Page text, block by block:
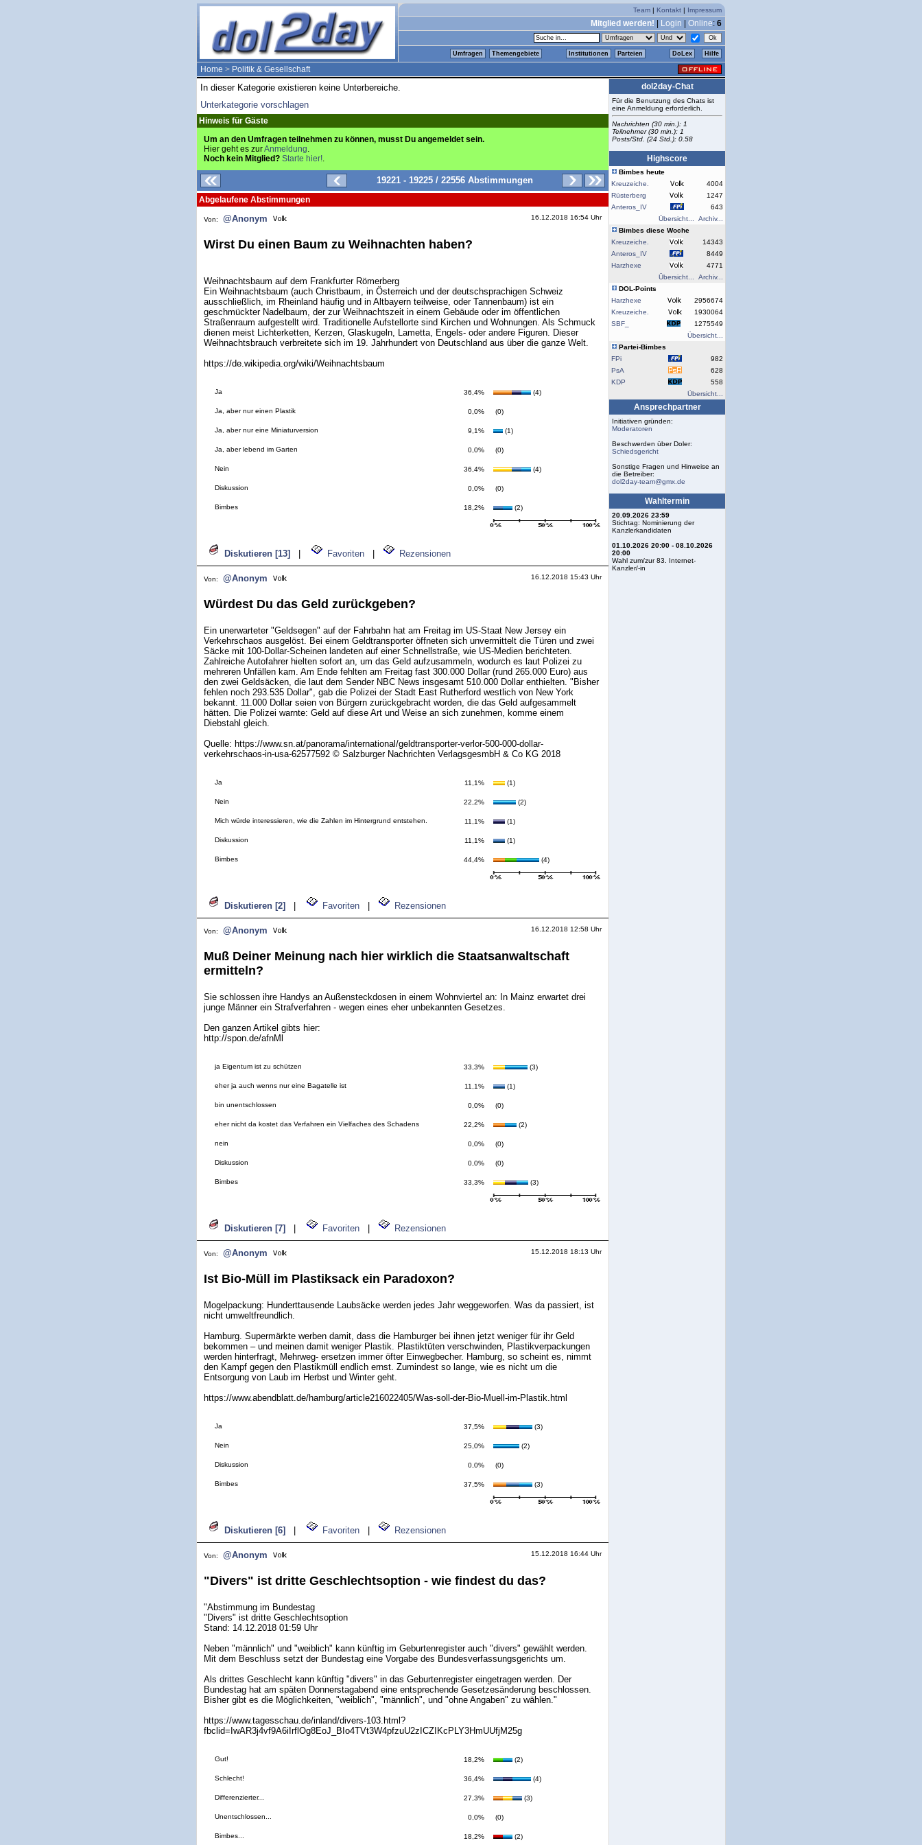
Team | Kontakt | Impressum
Mitglied werden! Login Online: 6
Umfragen Themengebiete Institutionen Parteien DoLex Hilfe
Home > Politik & Gesellschaft
In dieser Kategorie existieren keine Unterbereiche.
Unterkategorie vorschlagen
Hinweis für Gäste
Um an den Umfragen teilnehmen zu können, musst Du angemeldet sein.
Hier geht es zurAnmeldung.
Noch kein Mitglied? Starte hier!.
19221 - 19225 / 22556 Abstimmungen
Abgelaufene Abstimmungen
Von: @Anonym 16.12.2018 16:54 Uhr
Wirst Du einen Baum zu Weihnachten haben?
Weihnachtsbaum auf dem Frankfurter Römerberg
Ein Weihnachtsbaum (auch Christbaum, in Österreich und der deutschsprachigen Schweiz
ausschließlich, im Rheinland häufig und in Altbayern teilweise, oder Tannenbaum) ist ein
geschmückter Nadelbaum, der zur Weihnachtszeit in einem Gebäude oder im öffentlichen
Straßenraum aufgestellt wird. Traditionelle Aufstellorte sind Kirchen und Wohnungen. Als Schmuck
dienen meist Lichterketten, Kerzen, Glaskugeln, Lametta, Engels- oder andere Figuren. Dieser
Weihnachtsbrauch verbreitete sich im 19. Jahrhundert von Deutschland aus über die ganze Welt.
https://de.wikipedia.org/wiki/Weihnachtsbaum
Ja 36,4% (4)
Ja, aber nur einen Plastik 0,0% (0)
Ja, aber nur eine Miniaturversion 9,1% (1)
Ja, aber lebend im Garten 0,0% (0)
Nein 36,4% (4)
Diskussion 0,0% (0)
Bimbes 18,2% (2)
Diskutieren [13] Favoriten Rezensionen
Von: @Anonym 16.12.2018 15:43 Uhr
Würdest Du das Geld zurückgeben?
Ein unerwarteter "Geldsegen" auf der Fahrbahn hat am Freitag im US-Staat New Jersey ein
Verkehrschaos ausgelöst. Bei einem Geldtransporter öffneten sich unvermittelt die Türen und zwei
Säcke mit 100-Dollar-Scheinen landeten auf einer Schnellstraße, wie US-Medien berichteten.
Zahlreiche Autofahrer hielten sofort an, um das Geld aufzusammeln, wodurch es laut Polizei zu
mehreren Unfällen kam. Am Ende fehlten am Freitag fast 300.000 Dollar (rund 265.000 Euro) aus
den zwei Geldsäcken, die laut dem Sender NBC News insgesamt 510.000 Dollar enthielten. "Bisher
fehlen noch 293.535 Dollar", gab die Polizei der Stadt East Rutherford westlich von New York
bekannt. 11.000 Dollar seien von Bürgern zurückgebracht worden, die das Geld aufgesammelt
hätten. Die Polizei warnte: Geld auf diese Art und Weise an sich zunehmen, komme einem
Diebstahl gleich.
Quelle: https://www.sn.at/panorama/international/geldtransporter-verlor-500-000-dollar-
verkehrschaos-in-usa-62577592 © Salzburger Nachrichten VerlagsgesmbH & Co KG 2018
Ja 11,1% (1)
Nein 22,2% (2)
Mich würde interessieren, wie die Zahlen im Hintergrund entstehen. 11,1% (1)
Diskussion 11,1% (1)
Bimbes 44,4% (4)
Diskutieren [2] Favoriten Rezensionen
Von: @Anonym 16.12.2018 12:58 Uhr
Muß Deiner Meinung nach hier wirklich die Staatsanwaltschaft
ermitteln?
Sie schlossen ihre Handys an Außensteckdosen in einem Wohnviertel an: In Mainz erwartet drei
junge Männer ein Strafverfahren - wegen eines eher unbekannten Gesetzes.
Den ganzen Artikel gibts hier:
http://spon.de/afnMl
ja Eigentum ist zu schützen 33,3% (3)
eher ja auch wenns nur eine Bagatelle ist 11,1% (1)
bin unentschlossen 0,0% (0)
eher nicht da kostet das Verfahren ein Vielfaches des Schadens 22,2% (2)
nein 0,0% (0)
Diskussion 0,0% (0)
Bimbes 33,3% (3)
Diskutieren [7] Favoriten Rezensionen
Von: @Anonym 15.12.2018 18:13 Uhr
Ist Bio-Müll im Plastiksack ein Paradoxon?
Mogelpackung: Hunderttausende Laubsäcke werden jedes Jahr weggeworfen. Was da passiert, ist
nicht umweltfreundlich.
Hamburg. Supermärkte werben damit, dass die Hamburger bei ihnen jetzt weniger für ihr Geld
bekommen – und meinen damit weniger Plastik. Plastiktüten verschwinden, Plastikverpackungen
werden hinterfragt, Mehrweg- ersetzen immer öfter Einwegbecher. Hamburg, so scheint es, nimmt
den Kampf gegen den Plastikmüll endlich ernst. Zumindest so lange, wie es nicht um die
Entsorgung von Laub im Herbst und Winter geht.
https://www.abendblatt.de/hamburg/article216022405/Was-soll-der-Bio-Muell-im-Plastik.html
Ja 37,5% (3)
Nein 25,0% (2)
Diskussion 0,0% (0)
Bimbes 37,5% (3)
Diskutieren [6] Favoriten Rezensionen
Von: @Anonym 15.12.2018 16:44 Uhr
"Divers" ist dritte Geschlechtsoption - wie findest du das?
"Abstimmung im Bundestag
"Divers" ist dritte Geschlechtsoption
Stand: 14.12.2018 01:59 Uhr
Neben "männlich" und "weiblich" kann künftig im Geburtenregister auch "divers" gewählt werden.
Mit dem Beschluss setzt der Bundestag eine Vorgabe des Bundesverfassungsgerichts um.
Als drittes Geschlecht kann künftig "divers" in das Geburtenregister eingetragen werden. Der
Bundestag hat am späten Donnerstagabend eine entsprechende Gesetzesänderung beschlossen.
Bisher gibt es die Möglichkeiten, "weiblich", "männlich", und "ohne Angaben" zu wählen."
https://www.tagesschau.de/inland/divers-103.html?
fbclid=IwAR3j4vf9A6iIrflOg8EoJ_BIo4TVt3W4pfzuU2zICZIKcPLY3HmUUfjM25g
Gut! 18,2% (2)
Schlecht! 36,4% (4)
Differenzierter... 27,3% (3)
Unentschlossen... 0,0% (0)
Bimbes... 18,2% (2)
dol2day-Chat
Für die Benutzung des Chats ist
eine Anmeldung erforderlich.
Nachrichten (30 min.): 1
Teilnehmer (30 min.): 1
Posts/Std. (24 Std.): 0.58
Highscore
Bimbes heute
Kreuzeiche.
4004
Rüsterberg
1247
Anteros_IV
643
Übersicht...
Archiv...
Bimbes diese Woche
Kreuzeiche.
14343
Anteros_IV
8449
Harzhexe
4771
Übersicht...
Archiv...
DOL-Points
Harzhexe
2956674
Kreuzeiche.
1930064
SBF_
1275549
Übersicht...
Partei-Bimbes
FPi
982
PsA
628
KDP
558
Übersicht...
Ansprechpartner
Initiativen gründen:
Moderatoren
Beschwerden über Doler:
Schiedsgericht
Sonstige Fragen und Hinweise an
die Betreiber:
dol2day-team@gmx.de
Wahltermin
20.09.2026 23:59
Stichtag: Nominierung der
Kanzlerkandidaten
01.10.2026 20:00 - 08.10.2026
20:00
Wahl zum/zur 83. Internet-
Kanzler/-in